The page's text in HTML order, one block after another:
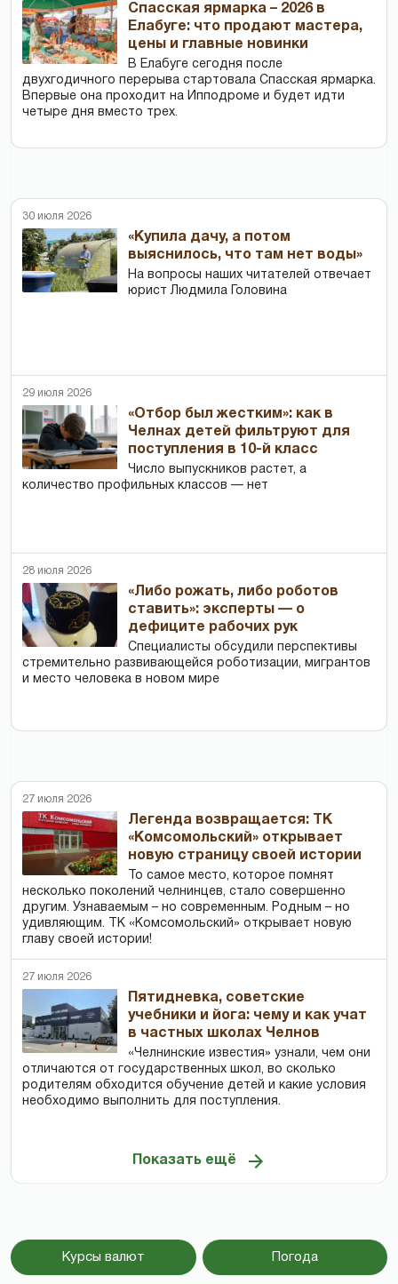
Спасская ярмарка – 2026 в
Елабуге: что продают мастера,
цены и главные новинки
В Елабуге сегодня после
двухгодичного перерыва стартовала Спасская ярмарка.
Впервые она проходит на Ипподроме и будет идти
четыре дня вместо трех.
30 июля 2026
«Купила дачу, а потом
выяснилось, что там нет воды»
На вопросы наших читателей отвечает
юрист Людмила Головина
29 июля 2026
«Отбор был жестким»: как в
Челнах детей фильтруют для
поступления в 10-й класс
Число выпускников растет, а
количество профильных классов — нет
28 июля 2026
«Либо рожать, либо роботов
ставить»: эксперты — о
дефиците рабочих рук
Специалисты обсудили перспективы
стремительно развивающейся роботизации, мигрантов
и место человека в новом мире
27 июля 2026
Легенда возвращается: ТК
«Комсомольский» открывает
новую страницу своей истории
То самое место, которое помнят
несколько поколений челнинцев, стало совершенно
другим. Узнаваемым – но современным. Родным – но
удивляющим. ТК «Комсомольский» открывает новую
главу своей истории!
27 июля 2026
Пятидневка, советские
учебники и йога: чему и как учат
в частных школах Челнов
«Челнинские известия» узнали, чем они
отличаются от государственных школ, во сколько
родителям обходится обучение детей и какие условия
необходимо выполнить для поступления.
Показать ещё
Курсы валют Погода